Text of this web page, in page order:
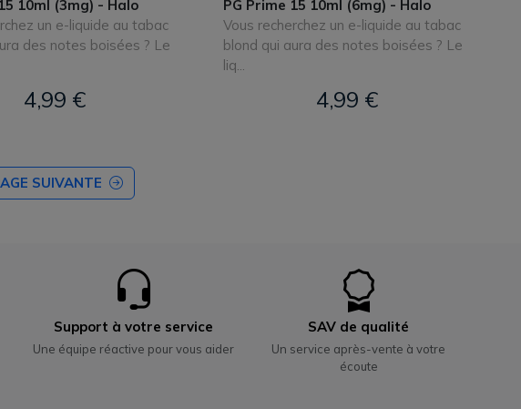
10ml (3mg) - Halo
un e-liquide au tabac
des notes boisées ? Le
4,99 €
PG Prime 15 10ml (6mg) - Halo
Vous recherchez un e-liquide au tabac
blond qui aura des notes boisées ? Le
liq...
4,99 €
SUIVANTE
Support à votre service
Une équipe réactive pour vous aider
SAV de qualité
Un service après-vente à votre
écoute